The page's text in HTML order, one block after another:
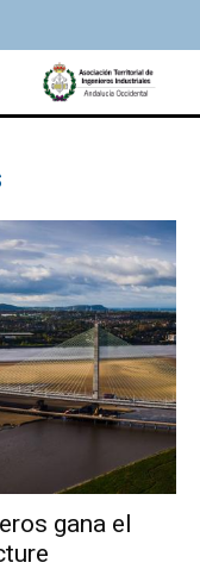
gana el